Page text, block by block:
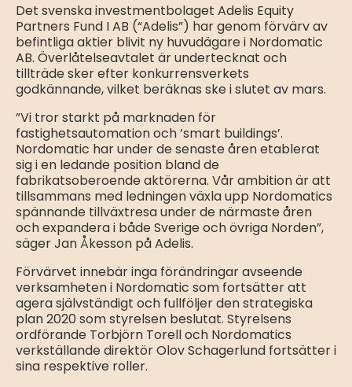
Det svenska investmentbolaget Adelis Equity
Partners Fund I AB (“Adelis”) har genom förvärv av
befintliga aktier blivit ny huvudägare i Nordomatic
AB. Överlåtelseavtalet är undertecknat och
tillträde sker efter konkurrensverkets
godkännande, vilket beräknas ske i slutet av mars.
”Vi tror starkt på marknaden för
fastighetsautomation och ’smart buildings’.
Nordomatic har under de senaste åren etablerat
sig i en ledande position bland de
fabrikatsoberoende aktörerna. Vår ambition är att
tillsammans med ledningen växla upp Nordomatics
spännande tillväxtresa under de närmaste åren
och expandera i både Sverige och övriga Norden”,
säger Jan Åkesson på Adelis.
Förvärvet innebär inga förändringar avseende
verksamheten i Nordomatic som fortsätter att
agera självständigt och fullföljer den strategiska
plan 2020 som styrelsen beslutat. Styrelsens
ordförande Torbjörn Torell och Nordomatics
verkställande direktör Olov Schagerlund fortsätter i
sina respektive roller.